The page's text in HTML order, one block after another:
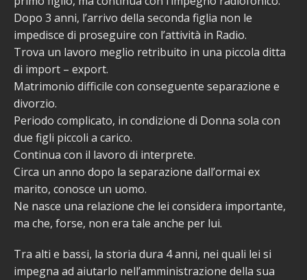
Dopo 3 anni, l’arrivo della seconda figlia non le
impedisce di proseguire con l’attività in Radio.
Trova un lavoro meglio retribuito in una piccola ditta
di import – export.
Matrimonio difficile con conseguente separazione e
divorzio.
Periodo complicato, in condizione di Donna sola con
due figli piccoli a carico.
Continua con il lavoro di interprete.
Circa un anno dopo la separazione dall’ormai ex
marito, conosce un uomo.
Ne nasce una relazione che lei considera importante,
ma che, forse, non era tale anche per lui.
Tra alti e bassi, la storia dura 4 anni, nei quali lei si
impegna ad aiutarlo nell’amministrazione della sua